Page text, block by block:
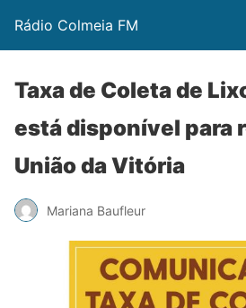
Rádio Colmeia FM
Taxa de Coleta de
está disponível para
União da Vitória
Mariana Baufleur